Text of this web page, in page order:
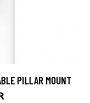
PILLAR MOUNT